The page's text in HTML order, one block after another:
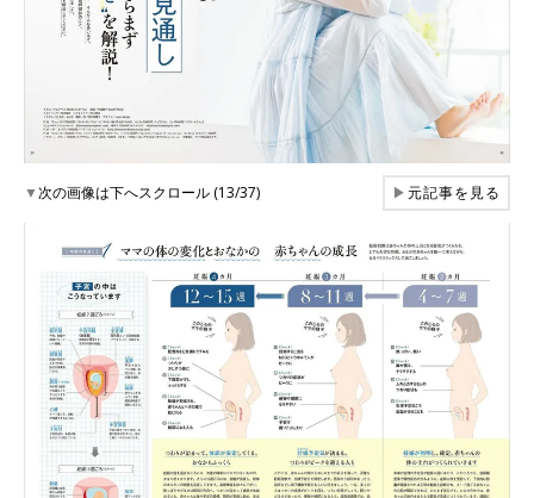
▼次の画像は下へスクロール (13/37) ▶元記事を見る